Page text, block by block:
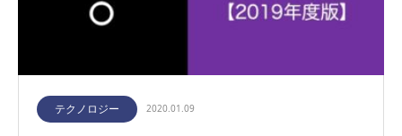
テクノロジー 2020.01.09